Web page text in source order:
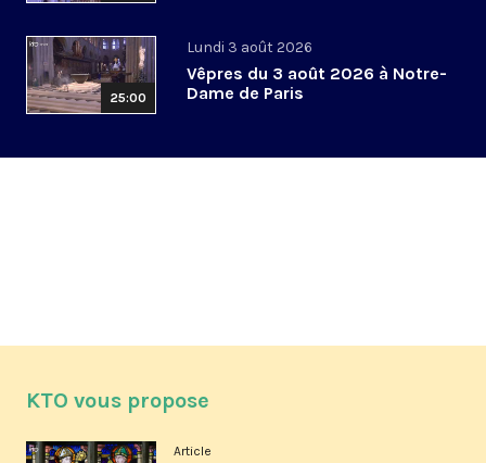
25:00
Lundi 3 août 2026
Vêpres du 3 août 2026 à Notre-
Dame de Paris
KTO vous propose
Article